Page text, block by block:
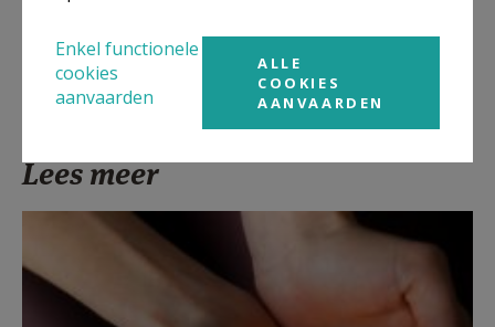
Lees meer
Enkel functionele
cookies
aanvaarden
ALLE
COOKIES
AANVAARDEN